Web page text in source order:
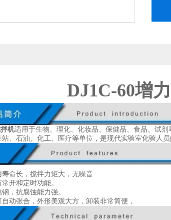
DJ1C-60增
机适用于生物、理化、化妆品、保健品、食品、试
、石油、化工、医疗等单位，是现代实验室化验人员
命长，搅拌力矩大，无噪音
开和定时功能。
，抗腐蚀能力强。
动张合，外形美观大方，卸装非常简便，